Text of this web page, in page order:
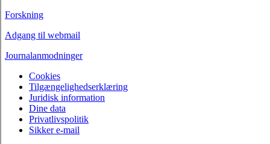
Forskning
Adgang til webmail
Journalanmodninger
Cookies
Tilgængelighedserklæring
Juridisk information
Dine data
Privatlivspolitik
Sikker e-mail